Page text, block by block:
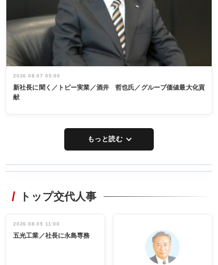
2026.08.07 05:00
新社長に聞く／トピー実業／酒井 哲也氏／グループ価値最大化貢
献
もっと読む
非鉄業界で
インタビュ
ー／社内ア
タックトレー
祝う 業界関
係者ら220人
出席
トップ交代人事
2026.08.05 11:00
五光工業／社長に永島専務